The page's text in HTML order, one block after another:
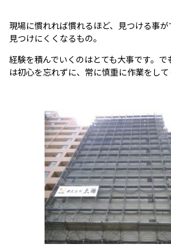
現場に慣れれば慣れるほど、見つける事
見つけにくくなるもの。
経験を積んでいくのはとても大事です。
は初心を忘れずに、常に慎重に作業をして